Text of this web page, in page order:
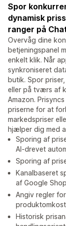
Spor
dynamisk
ranger på
Overvåg dine
betjeningspanel
enkelt klik. Når
synkroniseret
butik. Spor
eller på tværs af
Amazon.
priserne for at
markedspriser
hjælper dig med
Sporing af
AI-drevet
Sporing af
Kanalbaseret
af Google
Angiv regler
Historisk